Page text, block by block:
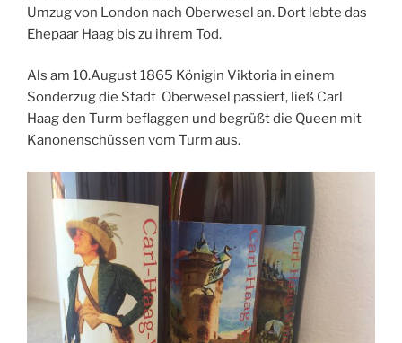
Umzug von London nach Oberwesel an. Dort lebte das
Ehepaar Haag bis zu ihrem Tod.
Als am 10.August 1865 Königin Viktoria in einem
Sonderzug die Stadt Oberwesel passiert, ließ Carl
Haag den Turm beflaggen und begrüßt die Queen mit
Kanonenschüssen vom Turm aus.